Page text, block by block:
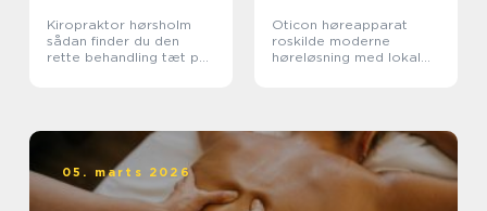
Kiropraktor hørsholm
sådan finder du den
rette behandling tæt på
Oticon høreapparat
roskilde moderne
høreløsning med lokal
05. marts 2026